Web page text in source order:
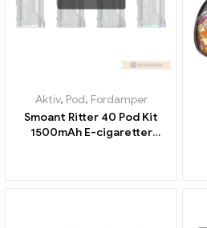
Aktiv, Pod, Fordamper
Smoant Ritter 40 Pod Kit
1500mAh E-cigaretter